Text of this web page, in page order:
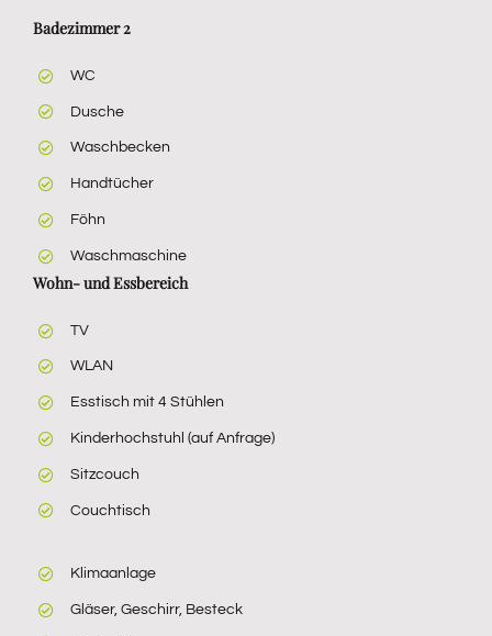
Badezimmer 2
WC
Dusche
Waschbecken
Handtücher
Föhn
Waschmaschine
Wohn- und Essbereich
TV
WLAN
Esstisch mit 4 Stühlen
Kinderhochstuhl (auf Anfrage)
Sitzcouch
Couchtisch
Klimaanlage
Gläser, Geschirr, Besteck